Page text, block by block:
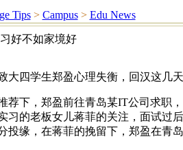
Tips> Campus> Edu News
好不如家境好
大四学生郑盈心理失衡，回汉这几
荐下，郑盈前往青岛某IT公司求职
习的老板女儿蒋菲的关注，面试过
投缘，在蒋菲的挽留下，郑盈在青